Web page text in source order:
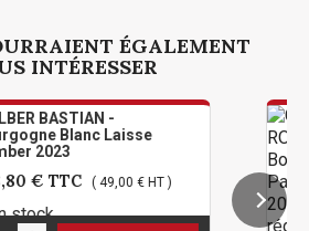
ÉGALEMENT
INTÉRESSER
€ HT )